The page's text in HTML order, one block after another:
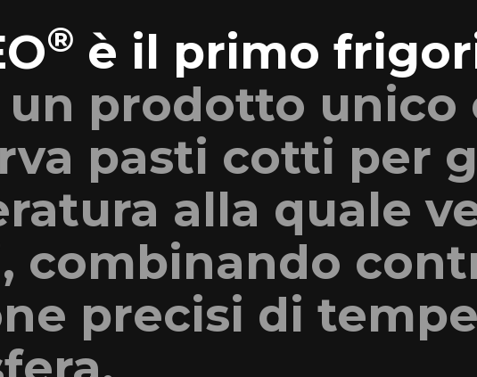
® è il primo
un prodotto unico
pasti cotti per
alla quale
combinando
precisi di